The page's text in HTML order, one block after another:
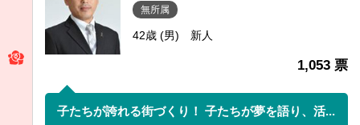
無所属
42歳 (男) 新人
1,053 票
子たちが誇れる街づくり！ 子たちが夢を語り、活...